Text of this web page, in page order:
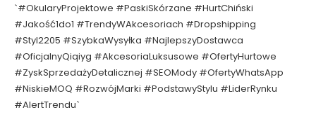
`#OkularyProjektowe #PaskiSkórzane #HurtChiński
#Jakość1do1 #TrendyWAkcesoriach #Dropshipping
#Styl2205 #SzybkaWysyłka #NajlepszyDostawca
#OficjalnyQiqiyg #AkcesoriaLuksusowe #OfertyHurtowe
#ZyskSprzedażyDetalicznej #SEOMody #OfertyWhatsApp
#NiskieMOQ #RozwójMarki #PodstawyStylu #LiderRynku
#AlertTrendu`